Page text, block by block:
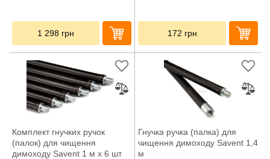
1 298 грн 172 грн
Комплект гнучких ручок
(палок) для чищення
димоходу Savent 1 м x 6 шт
Гнучка ручка (палка) для
чищення димоходу Savent 1,4
м